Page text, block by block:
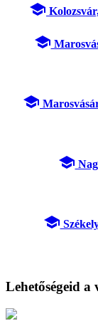
school
school
school
school
school
Lehetőségeid